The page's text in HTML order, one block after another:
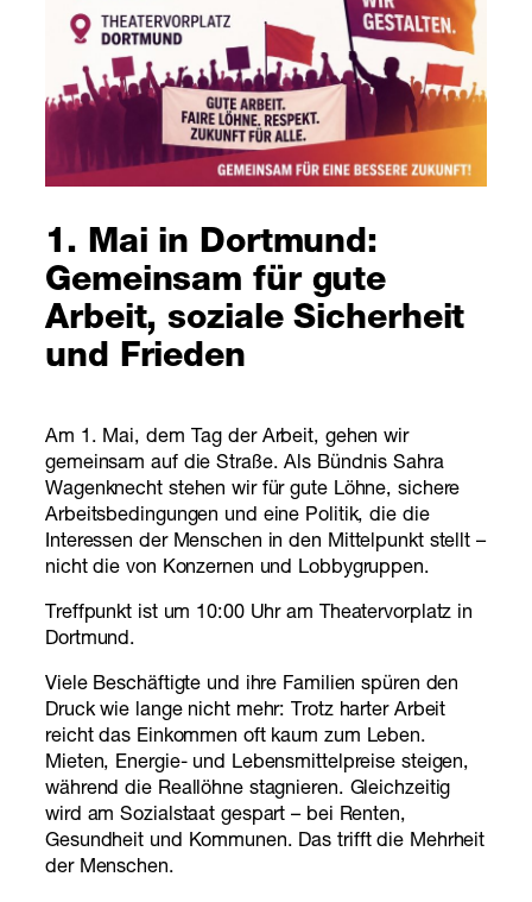
1. Mai in Dortmund:
Gemeinsam für gute
Arbeit, soziale Sicherheit
und Frieden
Am 1. Mai, dem Tag der Arbeit, gehen wir
gemeinsam auf die Straße. Als Bündnis Sahra
Wagenknecht stehen wir für gute Löhne, sichere
Arbeitsbedingungen und eine Politik, die die
Interessen der Menschen in den Mittelpunkt stellt –
nicht die von Konzernen und Lobbygruppen.
Treffpunkt ist um 10:00 Uhr am Theatervorplatz in
Dortmund.
Viele Beschäftigte und ihre Familien spüren den
Druck wie lange nicht mehr: Trotz harter Arbeit
reicht das Einkommen oft kaum zum Leben.
Mieten, Energie- und Lebensmittelpreise steigen,
während die Reallöhne stagnieren. Gleichzeitig
wird am Sozialstaat gespart – bei Renten,
Gesundheit und Kommunen. Das trifft die Mehrheit
der Menschen.